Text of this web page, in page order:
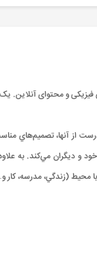
و محتوای آنلاین. یک
آنها، تصميم‌هاي
و ديگران مي‌کند. به
(زندگي، مدرسه، کار